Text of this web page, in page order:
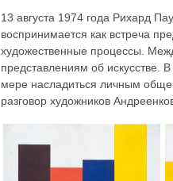
13 августа 1974 года Рихард
воспринимается как встреча
художественные процессы.
представлениям об искусстве.
мере насладиться личным
разговор художников